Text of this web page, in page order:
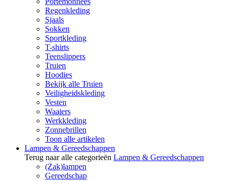
Regenkleding
Sjaals
Sokken
Sportkleding
T-shirts
Teenslippers
Truien
Hoodies
Bekijk alle Truien
Veiligheidskleding
Vesten
Waaiers
Werkkleding
Zonnebrillen
Toon alle artikelen
Lampen & Gereedschappen
Terug naar alle categorieën Lampen & Gereedschappen
(Zak)lampen
Gereedschap